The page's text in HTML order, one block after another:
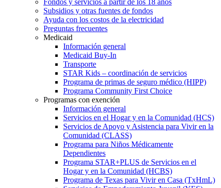
Subsidios y otras fuentes de fondos
Ayuda con los costos de la electricidad
Preguntas frecuentes
Medicaid
Información general
Medicaid Buy-In
Transporte
STAR Kids – coordinación de servicios
Programa de primas de seguro médico (HIPP)
Programa Community First Choice
Programas con exención
Información general
Servicios en el Hogar y en la Comunidad (HCS)
Servicios de Apoyo y Asistencia para Vivir en la
Comunidad (CLASS)
Programa para Niños Médicamente
Dependientes
Programa STAR+PLUS de Servicios en el
Hogar y en la Comunidad (HCBS)
Programa de Texas para Vivir en Casa (TxHmL)